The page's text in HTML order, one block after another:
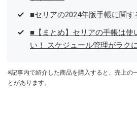
■セリアの2024年版手帳に関す
■【まとめ】セリアの手帳は使
い！ スケジュール管理がラク
※記事内で紹介した商品を購入すると、売上の
とがあります。